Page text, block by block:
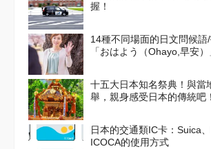
握！
14種不同場面的日文問候
「おはよう（Ohayo,早安）
十五大日本知名祭典！與當
舉，親身感受日本的傳統吧！
日本的交通類IC卡：Suica、
ICOCA的使用方式